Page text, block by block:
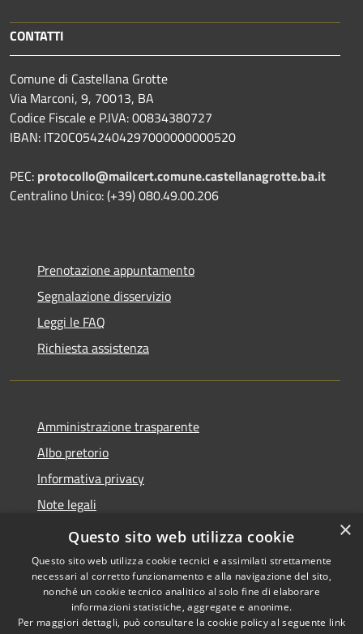
CONTATTI
Comune di Castellana Grotte
Via Marconi, 9, 70013, BA
Codice Fiscale e P.IVA: 00834380727
IBAN: IT20C0542404297000000000520
PEC: protocollo@mailcert.comune.castellanagrotte.ba.it
Centralino Unico: (+39) 080.49.00.206
Prenotazione appuntamento
Segnalazione disservizio
Leggi le FAQ
Richiesta assistenza
Amministrazione trasparente
Albo pretorio
Informativa privacy
Note legali
Dichiarazione di accessibilità
Copyright © 2026 • Comune di
×
Questo sito web utilizza cookie
Questo sito web utilizza cookie tecnici e assimilati strettamente
necessari al corretto funzionamento e alla navigazione del sito,
nonché un cookie tecnico analitico al solo fine di elaborare
informazioni statistiche, aggregate e anonime.
Per maggiori dettagli, può consultare la cookie policy al seguente link